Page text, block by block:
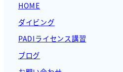
HOME
ダイビング
PADIライセンス講習
ブログ